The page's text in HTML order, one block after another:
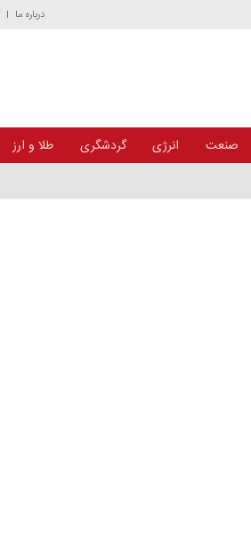
درباره ما
صنعت انرژی گردشگری طلا و ارز